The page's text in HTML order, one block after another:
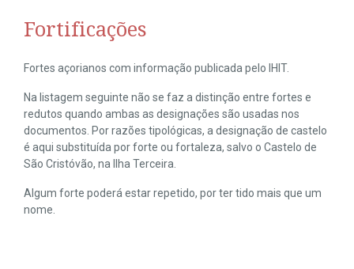
Fortificações
Fortes açorianos com informação publicada pelo IHIT.
Na listagem seguinte não se faz a distinção entre fortes e
redutos quando ambas as designações são usadas nos
documentos. Por razões tipológicas, a designação de castelo
é aqui substituída por forte ou fortaleza, salvo o Castelo de
São Cristóvão, na Ilha Terceira.
Algum forte poderá estar repetido, por ter tido mais que um
nome.